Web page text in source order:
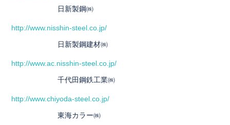
日新製鋼㈱
http://www.nisshin-steel.co.jp/
日新製鋼建材㈱
http://www.ac.nisshin-steel.co.jp/
千代田鋼鉄工業㈱
http://www.chiyoda-steel.co.jp/
東海カラー㈱